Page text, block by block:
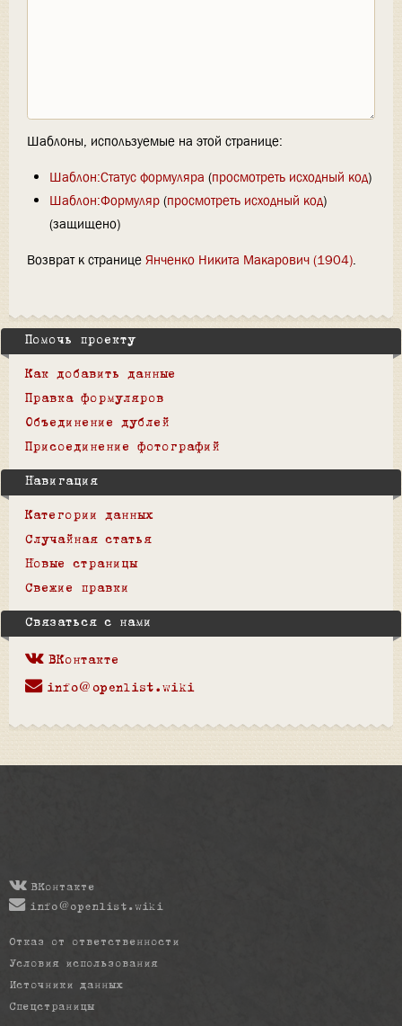
Шаблоны, используемые на этой странице:
Шаблон:Статус формуляра (просмотреть исходный код)
Шаблон:Формуляр(просмотреть исходный код)
(защищено)
Возврат к странице Янченко Никита Макарович (1904).
Помочь проекту
Как добавить данные
Правка формуляров
Объединение дублей
Присоединение фотографий
Навигация
Категории данных
Случайная статья
Новые страницы
Свежие правки
Связаться с нами
ВКонтакте
info@openlist.wiki
ВКонтакте
info@openlist.wiki
Отказ от ответственности
Условия использования
Источники данных
Спецстраницы